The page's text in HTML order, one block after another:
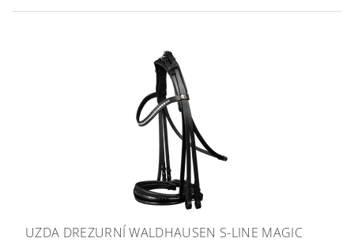
UZDA DREZURNÍ WALDHAUSEN S-LINE MAGIC